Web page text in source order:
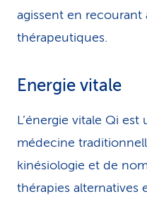
agissent en
thérapeutiques.
Energie vitale
L’énergie vitale Qi
médecine
kinésiologie et de
thérapies alternatives